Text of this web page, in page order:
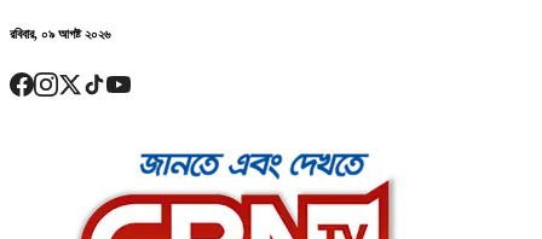
রবিবার, ০৯ আগষ্ট ২০২৬